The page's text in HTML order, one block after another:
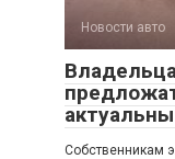
Новости авто
Собственникам